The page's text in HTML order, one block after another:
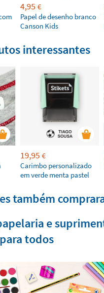
4,95 €
Papel de desenho branco
Canson Kids
interessantes
19,95 €
Carimbo personalizado
em verde menta pastel
também
e
todos